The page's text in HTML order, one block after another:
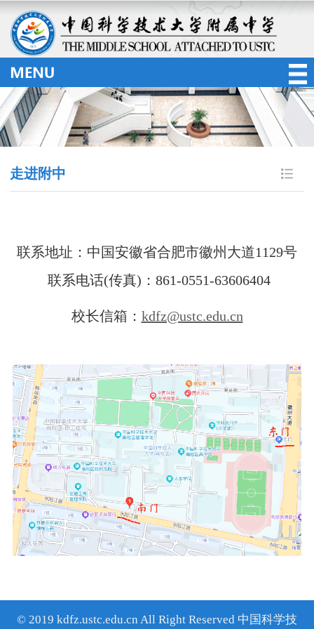
走进附中
联系地址：中国安徽省合肥市徽州大道1129号
联系电话(传真)：861-0551-63606404
校长信箱： kdfz@ustc.edu.cn
© 2019 kdfz.ustc.edu.cn All Right Reserved 中国科学技